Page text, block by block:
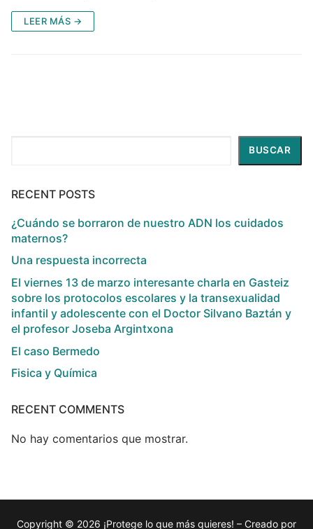
LEER MÁS →
BUSCAR
RECENT POSTS
¿Cuándo se borraron de nuestro ADN los cuidados
maternos?
Una respuesta incorrecta
El viernes 13 de marzo interesante charla en Gasteiz
sobre los protocolos escolares y la transexualidad
infantil y adolescente con el Doctor Silvano Baztán y
el profesor Joseba Argintxona
El caso Bermedo
Fisica y Química
RECENT COMMENTS
No hay comentarios que mostrar.
Copyright © 2026 ¡Protege lo que más quieres! – Creado por